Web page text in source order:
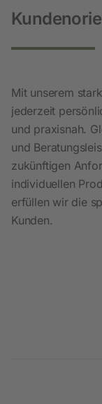
Mit unserem
jederzeit
und praxisnah.
und
zukünftigen
individuellen
erfüllen wir die
Kunden.